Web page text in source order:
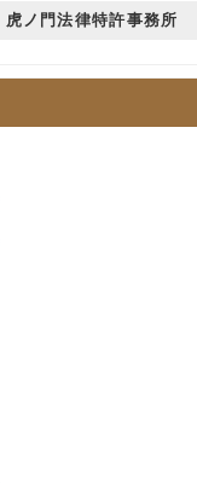
虎ノ門法律特許事務所